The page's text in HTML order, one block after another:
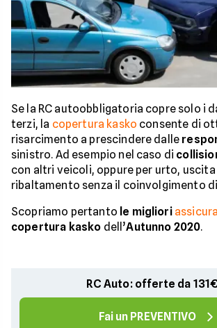
Se la RC autoobbligatoria copre solo i
terzi, la copertura kasko consente di
risarcimento a prescindere dalle
sinistro. Ad esempio nel caso di
con altri veicoli, oppure per urto,
ribaltamento senza il coinvolgimento
Scopriamo pertanto le migliori
copertura kasko dell’Autunno 2020.
RC Auto: offerte da
Fai un PREVENTIVO